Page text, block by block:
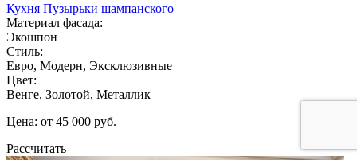
Кухня Пузырьки шампанского
Материал фасада:
Экошпон
Стиль:
Евро, Модерн, Эксклюзивные
Цвет:
Венге, Золотой, Металлик
Цена: от 45 000 руб.
Рассчитать